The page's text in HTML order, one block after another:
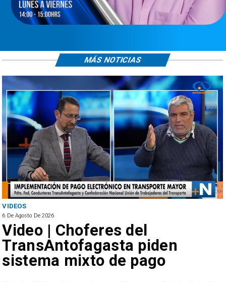
VIDEOS
6 De Agosto De 2026
Video | Choferes del
TransAntofagasta piden
sistema mixto de pago
MÁS NOTICIAS